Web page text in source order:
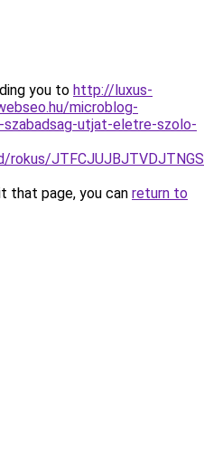
you to http://luxus-
microblog-
utjat-eletre-szolo-
that page, you can return to